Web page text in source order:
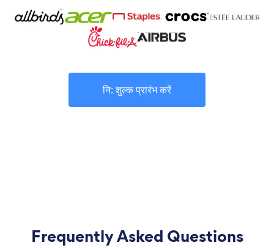
नि: शुल्क प्रारंभ करें
Frequently Asked Questions